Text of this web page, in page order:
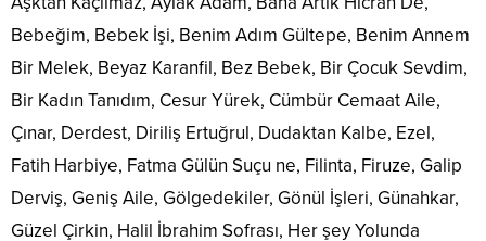
Bebeğim, Bebek İşi, Benim Adım Gültepe, Benim Annem
Bir Melek, Beyaz Karanfil, Bez Bebek, Bir Çocuk Sevdim,
Bir Kadın Tanıdım, Cesur Yürek, Cümbür Cemaat Aile,
Çınar, Derdest, Diriliş Ertuğrul, Dudaktan Kalbe, Ezel,
Fatih Harbiye, Fatma Gülün Suçu ne, Filinta, Firuze, Galip
Derviş, Geniş Aile, Gölgedekiler, Gönül İşleri, Günahkar,
Güzel Çirkin, Halil İbrahim Sofrası, Her şey Yolunda